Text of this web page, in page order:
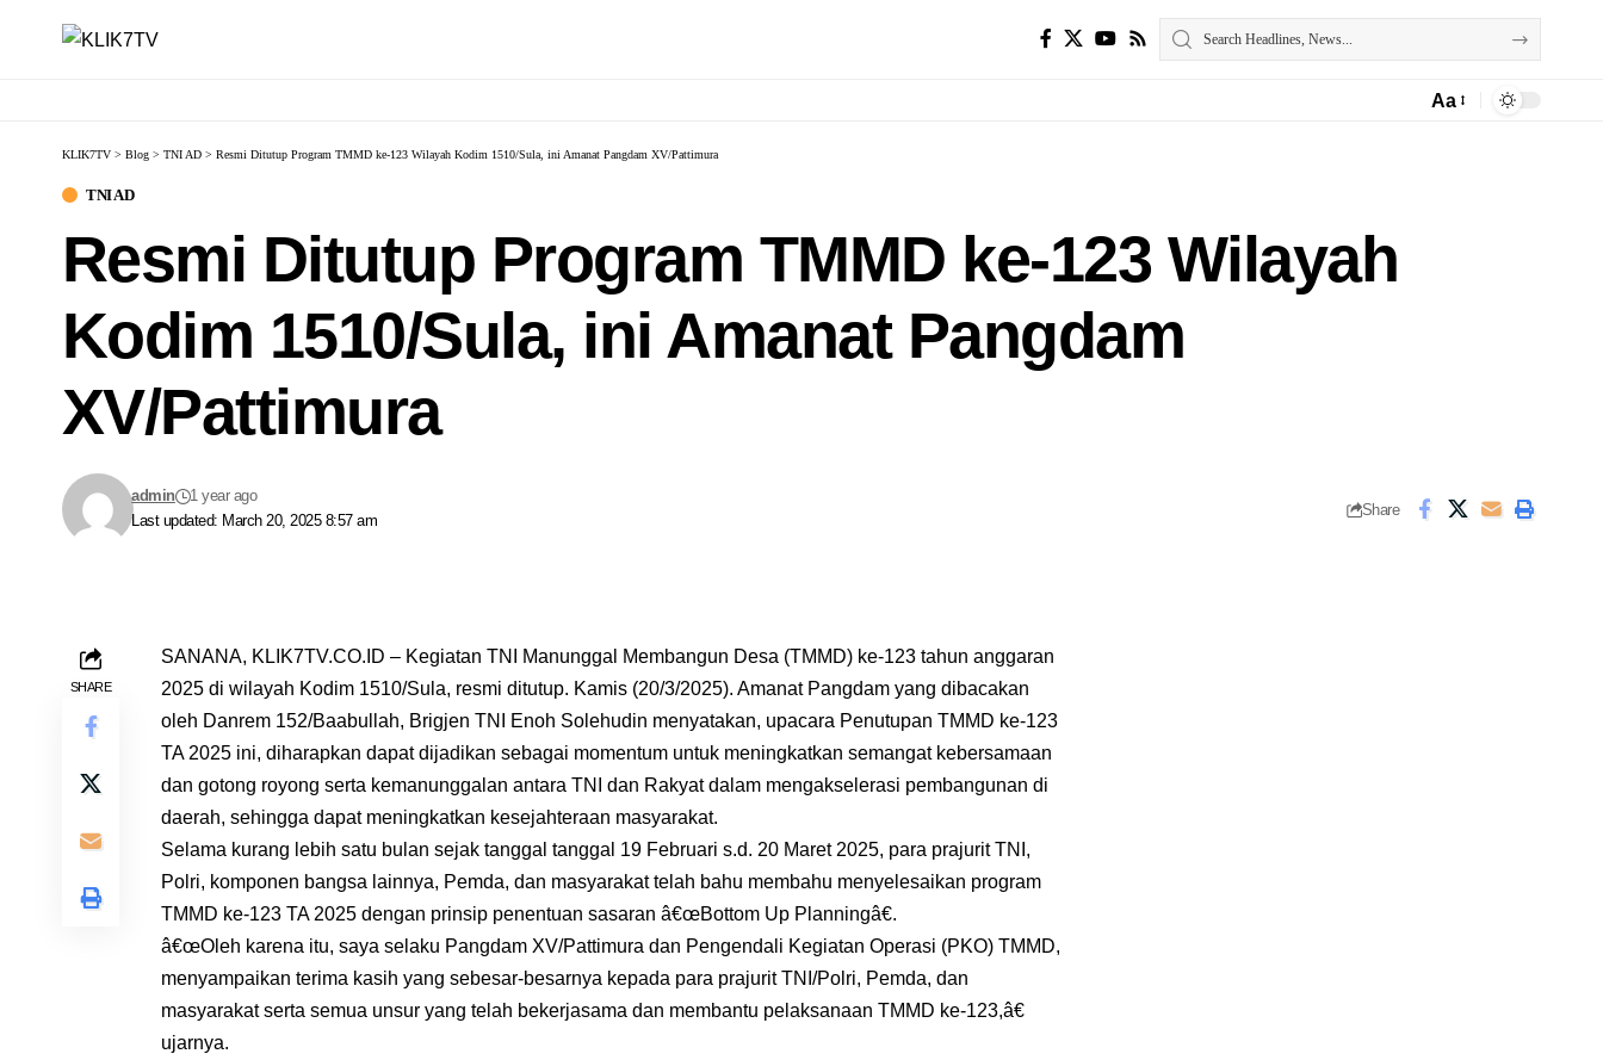
Aa
KLIK7TV > Blog > TNI AD > Resmi Ditutup Program TMMD ke-123 Wilayah Kodim 1510/Sula, ini Amanat Pangdam XV/Pattimura
TNI AD
Resmi Ditutup Program TMMD ke-123 Wilayah
Kodim 1510/Sula, ini Amanat Pangdam
XV/Pattimura
Last updated: March 20, 2025 8:57 am
admin 1 year ago
Share
SHARE
SANANA, KLIK7TV.CO.ID – Kegiatan TNI Manunggal Membangun Desa (TMMD) ke-123 tahun anggaran
2025 di wilayah Kodim 1510/Sula, resmi ditutup. Kamis (20/3/2025). Amanat Pangdam yang dibacakan
oleh Danrem 152/Baabullah, Brigjen TNI Enoh Solehudin menyatakan, upacara Penutupan TMMD ke-123
TA 2025 ini, diharapkan dapat dijadikan sebagai momentum untuk meningkatkan semangat kebersamaan
dan gotong royong serta kemanunggalan antara TNI dan Rakyat dalam mengakselerasi pembangunan di
daerah, sehingga dapat meningkatkan kesejahteraan masyarakat.
Selama kurang lebih satu bulan sejak tanggal tanggal 19 Februari s.d. 20 Maret 2025, para prajurit TNI,
Polri, komponen bangsa lainnya, Pemda, dan masyarakat telah bahu membahu menyelesaikan program
TMMD ke-123 TA 2025 dengan prinsip penentuan sasaran â€œBottom Up Planningâ€.
â€œOleh karena itu, saya selaku Pangdam XV/Pattimura dan Pengendali Kegiatan Operasi (PKO) TMMD,
menyampaikan terima kasih yang sebesar-besarnya kepada para prajurit TNI/Polri, Pemda, dan
masyarakat serta semua unsur yang telah bekerjasama dan membantu pelaksanaan TMMD ke-123,â€
ujarnya.